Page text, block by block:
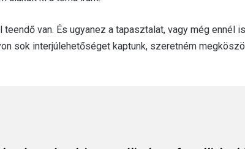
van. És ugyanez a tapasztalat, vagy még ennél
sok interjúlehetőséget kaptunk, szeretném